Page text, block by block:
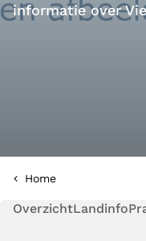
informatie over
Home
OverzichtLandinfo